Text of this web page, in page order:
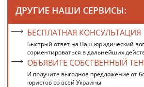
ДРУГИЕ НАШИ СЕРВИСЫ:
БЕСПЛАТНАЯ КОНСУЛЬТАЦИЯ
Быстрый ответ на Ваш юридический
сориентироваться в дальнейших
ОБЪЯВИТЕ СОБСТВЕННЫЙ
И получите выгодное предложение от
юристов со всей Украины